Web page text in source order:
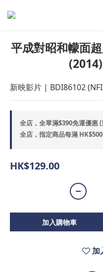
平成對昭和幪面
新映影片 | BDI86102
全店，全單滿$390免運優惠
全店，指定商品每滿
HK$129.00
加入購物車
加